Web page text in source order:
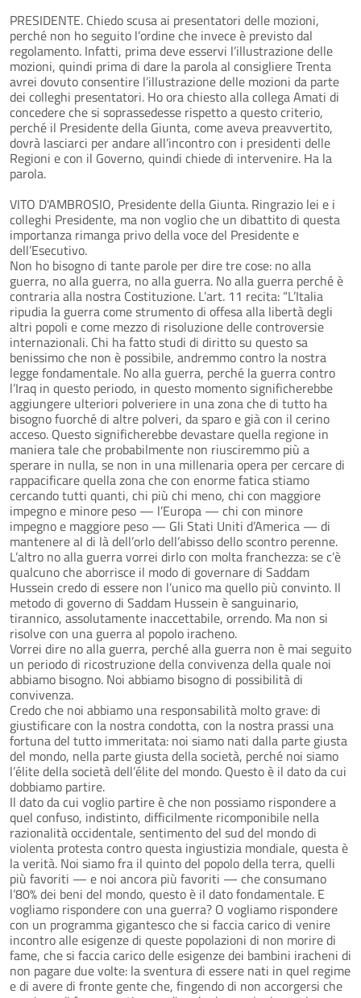
PRESIDENTE. Chiedo scusa ai presentatori delle mozioni,
perché non ho seguito l’ordine che invece è previsto dal
regolamento. Infatti, prima deve esservi l’illustrazione delle
mozioni, quindi prima di dare la parola al consigliere Trenta
avrei dovuto consentire l’illustrazione delle mozioni da parte
dei colleghi presentatori. Ho ora chiesto alla collega Amati di
concedere che si soprassedesse rispetto a questo criterio,
perché il Presidente della Giunta, come aveva preavvertito,
dovrà lasciarci per andare all’incontro con i presidenti delle
Regioni e con il Governo, quindi chiede di intervenire. Ha la
parola.
VITO D'AMBROSIO, Presidente della Giunta. Ringrazio lei e i
colleghi Presidente, ma non voglio che un dibattito di questa
importanza rimanga privo della voce del Presidente e
dell’Esecutivo.
Non ho bisogno di tante parole per dire tre cose: no alla
guerra, no alla guerra, no alla guerra. No alla guerra perché è
contraria alla nostra Costituzione. L’art. 11 recita: “L’Italia
ripudia la guerra come strumento di offesa alla libertà degli
altri popoli e come mezzo di risoluzione delle controversie
internazionali. Chi ha fatto studi di diritto su questo sa
benissimo che non è possibile, andremmo contro la nostra
legge fondamentale. No alla guerra, perché la guerra contro
l’Iraq in questo periodo, in questo momento significherebbe
aggiungere ulteriori polveriere in una zona che di tutto ha
bisogno fuorché di altre polveri, da sparo e già con il cerino
acceso. Questo significherebbe devastare quella regione in
maniera tale che probabilmente non riusciremmo più a
sperare in nulla, se non in una millenaria opera per cercare di
rappacificare quella zona che con enorme fatica stiamo
cercando tutti quanti, chi più chi meno, chi con maggiore
impegno e minore peso — l’Europa — chi con minore
impegno e maggiore peso — Gli Stati Uniti d’America — di
mantenere al di là dell’orlo dell’abisso dello scontro perenne.
L’altro no alla guerra vorrei dirlo con molta franchezza: se c’è
qualcuno che aborrisce il modo di governare di Saddam
Hussein credo di essere non l’unico ma quello più convinto. Il
metodo di governo di Saddam Hussein è sanguinario,
tirannico, assolutamente inaccettabile, orrendo. Ma non si
risolve con una guerra al popolo iracheno.
Vorrei dire no alla guerra, perché alla guerra non è mai seguito
un periodo di ricostruzione della convivenza della quale noi
abbiamo bisogno. Noi abbiamo bisogno di possibilità di
convivenza.
Credo che noi abbiamo una responsabilità molto grave: di
giustificare con la nostra condotta, con la nostra prassi una
fortuna del tutto immeritata: noi siamo nati dalla parte giusta
del mondo, nella parte giusta della società, perché noi siamo
l’élite della società dell’élite del mondo. Questo è il dato da cui
dobbiamo partire.
Il dato da cui voglio partire è che non possiamo rispondere a
quel confuso, indistinto, difficilmente ricomponibile nella
razionalità occidentale, sentimento del sud del mondo di
violenta protesta contro questa ingiustizia mondiale, questa è
la verità. Noi siamo fra il quinto del popolo della terra, quelli
più favoriti — e noi ancora più favoriti — che consumano
l’80% dei beni del mondo, questo è il dato fondamentale. E
vogliamo rispondere con una guerra? O vogliamo rispondere
con un programma gigantesco che si faccia carico di venire
incontro alle esigenze di queste popolazioni di non morire di
fame, che si faccia carico delle esigenze dei bambini iracheni di
non pagare due volte: la sventura di essere nati in quel regime
e di avere di fronte gente che, fingendo di non accorgersi che